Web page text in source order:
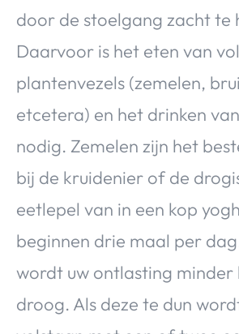
door de stoelgang zacht te
Daarvoor is het eten van
plantenvezels (zemelen,
etcetera) en het drinken
nodig. Zemelen zijn het
bij de kruidenier of de
eetlepel van in een kop
beginnen drie maal per
wordt uw ontlasting minder
droog. Als deze te dun